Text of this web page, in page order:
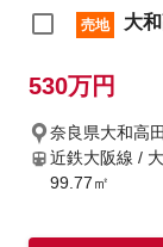
売地 大
530万円
奈良県大和高
近鉄大阪線 /
99.77㎡